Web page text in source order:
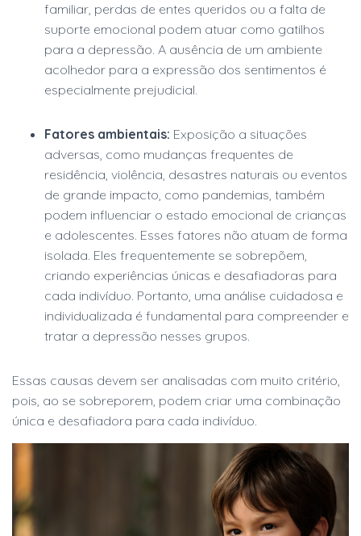
familiar, perdas de entes queridos ou a falta de
suporte emocional podem atuar como gatilhos
para a depressão. A ausência de um ambiente
acolhedor para a expressão dos sentimentos é
especialmente prejudicial.
Fatores ambientais: Exposição a situações
adversas, como mudanças frequentes de
residência, violência, desastres naturais ou eventos
de grande impacto, como pandemias, também
podem influenciar o estado emocional de crianças
e adolescentes. Esses fatores não atuam de forma
isolada. Eles frequentemente se sobrepõem,
criando experiências únicas e desafiadoras para
cada indivíduo. Portanto, uma análise cuidadosa e
individualizada é fundamental para compreender e
tratar a depressão nesses grupos.
Essas causas devem ser analisadas com muito critério,
pois, ao se sobreporem, podem criar uma combinação
única e desafiadora para cada indivíduo.